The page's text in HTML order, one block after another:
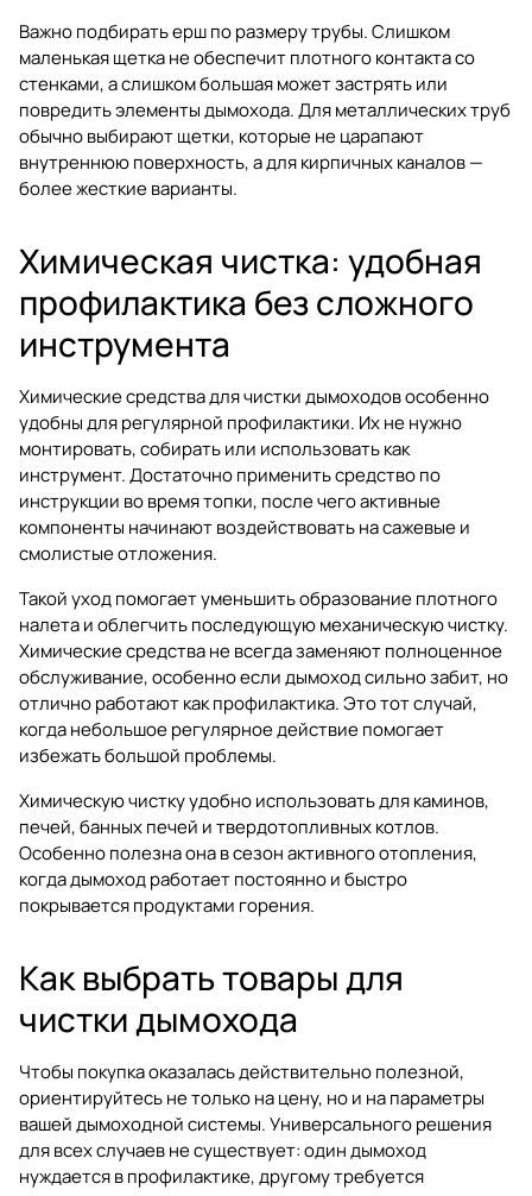
Важно подбирать ерш по размеру трубы. Слишком
маленькая щетка не обеспечит плотного контакта со
стенками, а слишком большая может застрять или
повредить элементы дымохода. Для металлических труб
обычно выбирают щетки, которые не царапают
внутреннюю поверхность, а для кирпичных каналов —
более жесткие варианты.
Химическая чистка: удобная
профилактика без сложного
инструмента
Химические средства для чистки дымоходов особенно
удобны для регулярной профилактики. Их не нужно
монтировать, собирать или использовать как
инструмент. Достаточно применить средство по
инструкции во время топки, после чего активные
компоненты начинают воздействовать на сажевые и
смолистые отложения.
Такой уход помогает уменьшить образование плотного
налета и облегчить последующую механическую чистку.
Химические средства не всегда заменяют полноценное
обслуживание, особенно если дымоход сильно забит, но
отлично работают как профилактика. Это тот случай,
когда небольшое регулярное действие помогает
избежать большой проблемы.
Химическую чистку удобно использовать для каминов,
печей, банных печей и твердотопливных котлов.
Особенно полезна она в сезон активного отопления,
когда дымоход работает постоянно и быстро
покрывается продуктами горения.
Как выбрать товары для
чистки дымохода
Чтобы покупка оказалась действительно полезной,
ориентируйтесь не только на цену, но и на параметры
вашей дымоходной системы. Универсального решения
для всех случаев не существует: один дымоход
нуждается в профилактике, другому требуется